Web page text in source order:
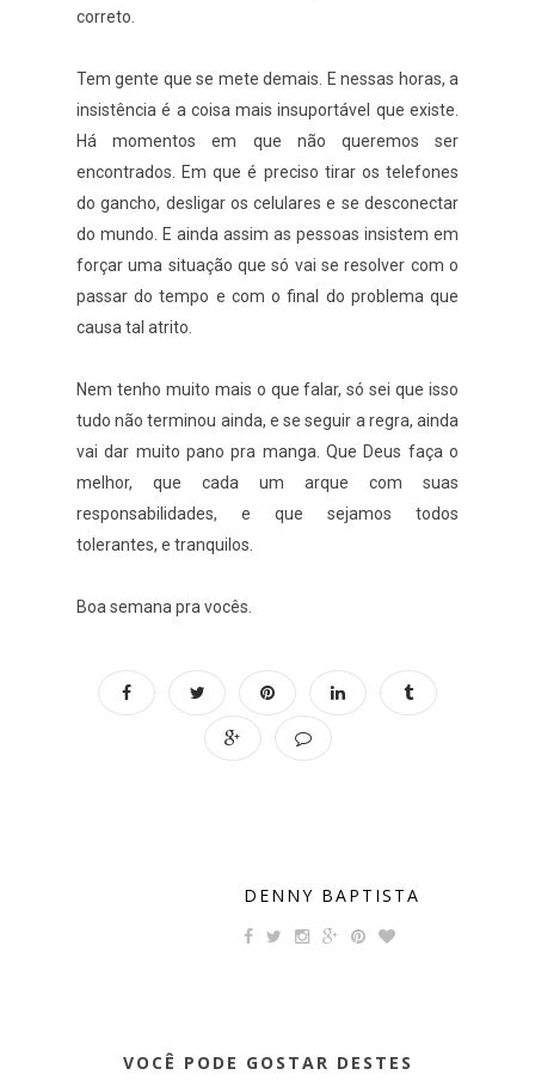
correto.
Tem gente que se mete demais. E nessas horas, a
insistência é a coisa mais insuportável que existe.
Há momentos em que não queremos ser
encontrados. Em que é preciso tirar os telefones
do gancho, desligar os celulares e se desconectar
do mundo. E ainda assim as pessoas insistem em
forçar uma situação que só vai se resolver com o
passar do tempo e com o final do problema que
causa tal atrito.
Nem tenho muito mais o que falar, só sei que isso
tudo não terminou ainda, e se seguir a regra, ainda
vai dar muito pano pra manga. Que Deus faça o
melhor, que cada um arque com suas
responsabilidades, e que sejamos todos
tolerantes, e tranquilos.
Boa semana pra vocês.
DENNY BAPTISTA
VOCÊ PODE GOSTAR DESTES